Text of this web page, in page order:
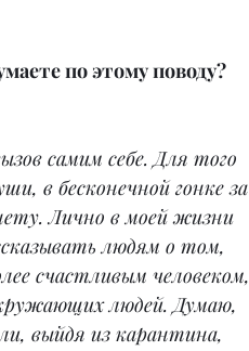
по этому поводу?
самим себе. Для того
в бесконечной гонке за
Лично в моей жизни
людям о том,
счастливым человеком,
людей. Думаю,
выйдя из карантина,